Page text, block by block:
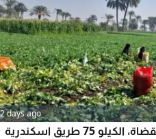
منعا للاحراج
2 days ago
للبيع فدانين ملك في أرض القضاة، الكيلو 75 طريق اسكندرية